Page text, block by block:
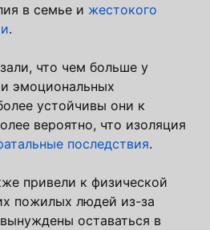
в семье и жестокого
.
что чем больше у
эмоциональных
устойчивы они к
вероятно, что изоляция
последствия.
привели к физической
пожилых людей из-за
оставаться в